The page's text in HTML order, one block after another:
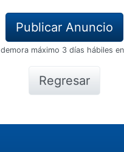
máximo 3 días hábiles
Regresar